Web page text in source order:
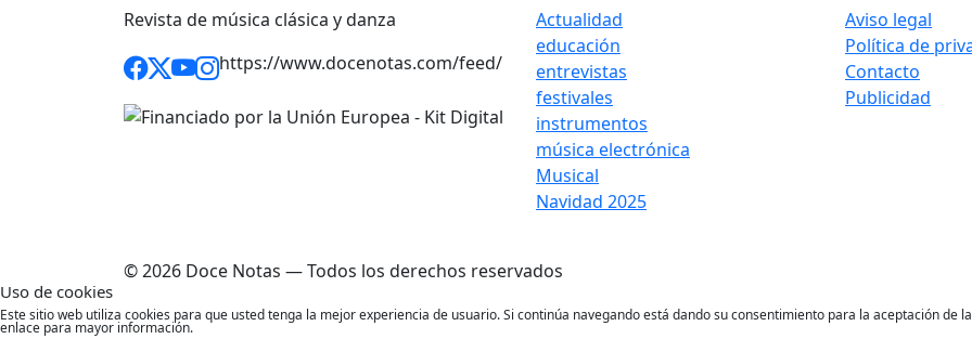
Revista de música clásica y danza
https://www.docenotas.com/feed/
Actualidad
educación
entrevistas
festivales
instrumentos
música electrónica
Musical
Navidad 2025
Aviso legal
Política de
Contacto
Publicidad
© 2026 Doce Notas — Todos los derechos reservados
Uso de cookies
Este sitio web utiliza cookies para que usted tenga la mejor experiencia de usuario. Si continúa navegando está dando su consentimiento para la aceptación de
enlace para mayor información.